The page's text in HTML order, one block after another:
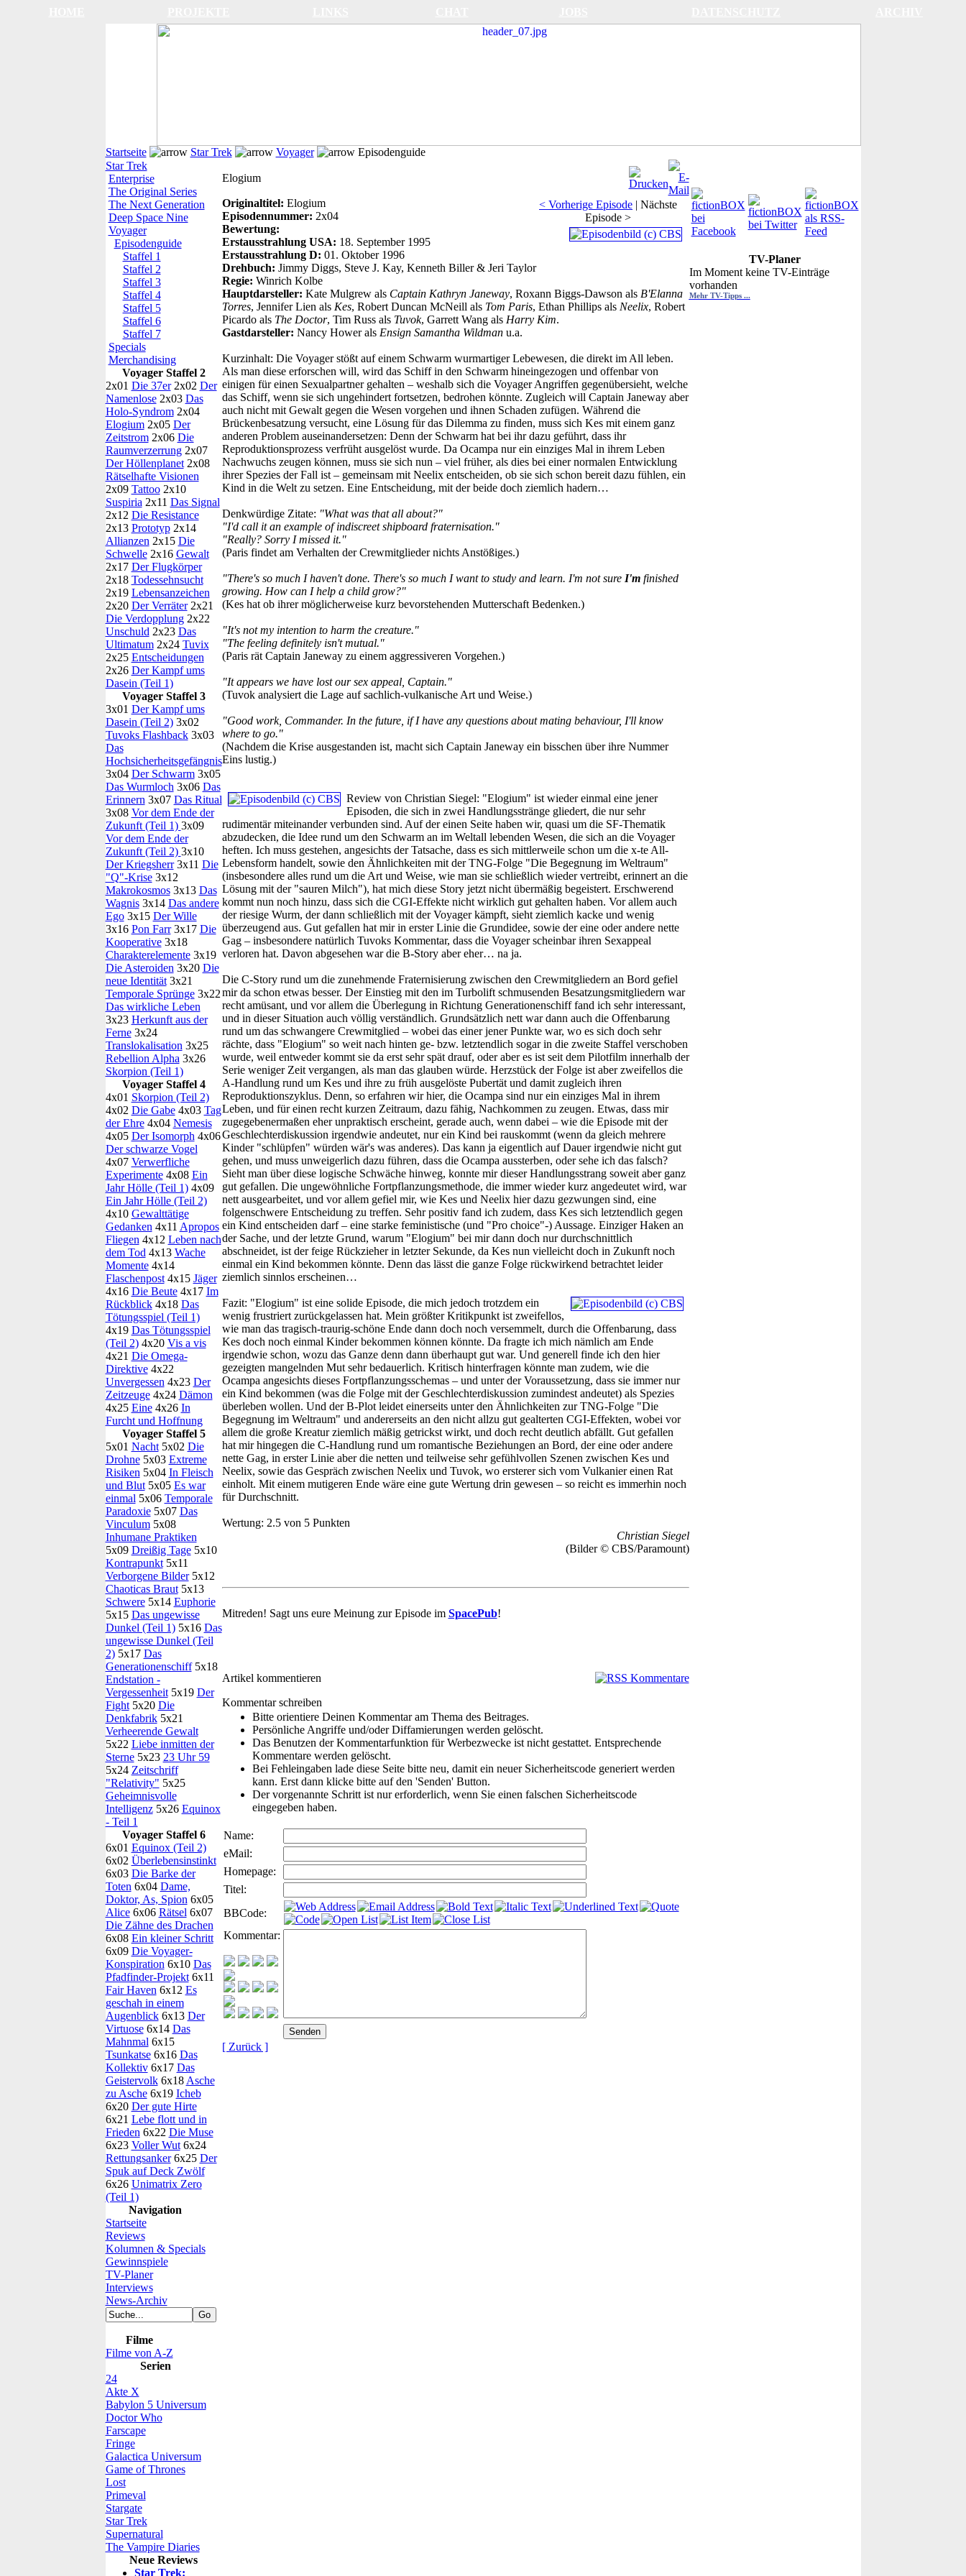
Startseite Star Trek Voyager
Episodenguide
Star Trek
Enterprise
The Original Series
The Next Generation
Deep Space Nine
Voyager
Episodenguide
Staffel 1
Staffel 2
Staffel 3
Staffel 4
Staffel 5
Staffel 6
Staffel 7
Specials
Merchandising
Voyager Staffel 2
2x01 Die 37er2x02 Der
Namenlose2x03 Das
Holo-Syndrom2x04
Elogium2x05 Der
Zeitstrom2x06 Die
Raumverzerrung2x07
Der Höllenplanet2x08
Rätselhafte Visionen
2x09 Tattoo2x10
Suspiria 2x11 Das Signal
2x12 Die Resistance
2x13 Prototyp2x14
Allianzen 2x15 Die
Schwelle2x16 Gewalt
2x17 Der Flugkörper
2x18 Todessehnsucht
2x19 Lebensanzeichen
2x20 Der Verräter2x21
Die Verdopplung2x22
Unschuld 2x23 Das
Ultimatum2x24 Tuvix
2x25 Entscheidungen
2x26 Der Kampf ums
Dasein (Teil 1)
Voyager Staffel 3
3x01 Der Kampf ums
Dasein (Teil 2)3x02
Tuvoks Flashback3x03
Das
Hochsicherheitsgefängnis
3x04 Der Schwarm3x05
Das Wurmloch 3x06 Das
Erinnern 3x07 Das Ritual
3x08 Vor dem Ende der
Zukunft (Teil 1) 3x09
Vor dem Ende der
Zukunft (Teil 2) 3x10
Der Kriegsherr3x11 Die
"Q"-Krise3x12
Makrokosmos3x13 Das
Wagnis3x14 Das andere
Ego3x15 Der Wille
3x16 Pon Farr3x17 Die
Kooperative3x18
Charakterelemente3x19
Die Asteroiden 3x20 Die
neue Identität3x21
Temporale Sprünge3x22
Das wirkliche Leben
3x23 Herkunft aus der
Ferne3x24
Translokalisation 3x25
Rebellion Alpha 3x26
Skorpion (Teil 1)
Voyager Staffel 4
4x01 Skorpion (Teil 2)
4x02 Die Gabe4x03 Tag
der Ehre4x04 Nemesis
4x05 Der Isomorph 4x06
Der schwarze Vogel
4x07 Verwerfliche
Experimente4x08 Ein
Jahr Hölle (Teil 1)4x09
Ein Jahr Hölle (Teil 2)
4x10 Gewalttätige
Gedanken 4x11 Apropos
Fliegen 4x12 Leben nach
dem Tod 4x13 Wache
Momente4x14
Flaschenpost4x15 Jäger
4x16 Die Beute4x17 Im
Rückblick4x18 Das
Tötungsspiel (Teil 1)
4x19 Das Tötungsspiel
(Teil 2)4x20 Vis a vis
4x21 Die Omega-
Direktive4x22
Unvergessen 4x23 Der
Zeitzeuge4x24 Dämon
4x25 Eine4x26 In
Furcht und Hoffnung
Voyager Staffel 5
5x01 Nacht5x02 Die
Drohne5x03 Extreme
Risiken 5x04 In Fleisch
und Blut5x05 Es war
einmal 5x06 Temporale
Paradoxie5x07 Das
Vinculum5x08
Inhumane Praktiken
5x09 Dreißig Tage5x10
Kontrapunkt5x11
Verborgene Bilder5x12
Chaoticas Braut5x13
Schwere5x14 Euphorie
5x15 Das ungewisse
Dunkel (Teil 1)5x16 Das
ungewisse Dunkel (Teil
2)5x17 Das
Generationenschiff5x18
Endstation -
Vergessenheit5x19 Der
Fight5x20 Die
Denkfabrik5x21
Verheerende Gewalt
5x22 Liebe inmitten der
Sterne5x23 23 Uhr 59
5x24 Zeitschriff
"Relativity" 5x25
Geheimnisvolle
Intelligenz5x26 Equinox
- Teil 1
Voyager Staffel 6
6x01 Equinox (Teil 2)
6x02 Überlebensinstinkt
6x03 Die Barke der
Toten 6x04 Dame,
Doktor, As, Spion 6x05
Alice6x06 Rätsel 6x07
Die Zähne des Drachen
6x08 Ein kleiner Schritt
6x09 Die Voyager-
Konspiration 6x10 Das
Pfadfinder-Projekt6x11
Fair Haven 6x12 Es
geschah in einem
Augenblick6x13 Der
Virtuose6x14 Das
Mahnmal 6x15
Tsunkatse6x16 Das
Kollektiv6x17 Das
Geistervolk6x18 Asche
zu Asche6x19 Icheb
6x20 Der gute Hirte
6x21 Lebe flott und in
Frieden 6x22 Die Muse
6x23 Voller Wut6x24
Rettungsanker6x25 Der
Spuk auf Deck Zwölf
6x26 Unimatrix Zero
(Teil 1)
Navigation
Startseite
Reviews
Kolumnen & Specials
Gewinnspiele
TV-Planer
Interviews
News-Archiv
Filme
Filme von A-Z
Serien
24
Akte X
Babylon 5 Universum
Doctor Who
Farscape
Fringe
Galactica Universum
Game of Thrones
Lost
Primeval
Stargate
Star Trek
Supernatural
The Vampire Diaries
Neue Reviews
Star Trek:
Elogium
< Vorherige Episode | Nächste
Episode >
Originaltitel: Elogium
Episodennummer: 2x04
Bewertung:
Erstausstrahlung USA: 18. September 1995
Erstausstrahlung D: 01. Oktober 1996
Drehbuch: Jimmy Diggs, Steve J. Kay, Kenneth Biller & Jeri Taylor
Regie: Winrich Kolbe
Hauptdarsteller: Kate Mulgrew als Captain Kathryn Janeway, Roxann Biggs-Dawson als B'Elanna
Torres, Jennifer Lien als Kes, Robert Duncan McNeill als Tom Paris, Ethan Phillips als Neelix, Robert
Picardo als The Doctor, Tim Russ als Tuvok, Garrett Wang als Harry Kim.
Gastdarsteller: Nancy Hower als Ensign Samantha Wildmanu.a.
Kurzinhalt: Die Voyager stößt auf einem Schwarm wurmartiger Lebewesen, die direkt im All leben.
Als man diese erforschen will, wird das Schiff in den Schwarm hineingezogen und offenbar von
einigen für einen Sexualpartner gehalten – weshalb sich die Voyager Angriffen gegenübersieht, welche
das Schiff, wenn sie sich ungehindert fortsetzen, bedrohen könnte. Zugleich will Captain Janeway aber
auch nicht mit Gewalt gegen die Wesen vorgehen und ihnen Schaden zufügen. Während die
Brückenbesatzung versucht, eine Lösung für das Dilemma zu finden, muss sich Kes mit einem ganz
anderen Problem auseinandersetzen: Denn der Schwarm hat bei ihr dazu geführt, dass ihr
Reproduktionsprozess verfrüht ausgelöst wurde. Da Ocampa nur ein einziges Mal in ihrem Leben
Nachwuchs zeugen können, muss sie sich nun – viel früher, als dies bei einer normalen Entwicklung
ihrer Spezies der Fall ist – gemeinsam mit Neelix entscheiden, ob sie sich schon bereit dazu fühlen, ein
Kind in die Welt zu setzen. Eine Entscheidung, mit der beide doch ziemlich hadern…
Denkwürdige Zitate: "What was that all about?"
"I'd call it an example of indiscreet shipboard fraternisation."
"Really? Sorry I missed it."
(Paris findet am Verhalten der Crewmitglieder nichts Anstößiges.)
"There's so much I haven't done. There's so much I want to study and learn. I'm not sure I'mfinished
growing. How can I help a child grow?"
(Kes hat ob ihrer möglicherweise kurz bevorstehenden Mutterschaft Bedenken.)
"It's not my intention to harm the creature."
"The feeling definitely isn't mutual."
(Paris rät Captain Janeway zu einem aggressiveren Vorgehen.)
"It appears we have lost our sex appeal, Captain."
(Tuvok analysiert die Lage auf sachlich-vulkanische Art und Weise.)
"Good work, Commander. In the future, if I have any questions about mating behaviour, I'll know
where to go."
(Nachdem die Krise ausgestanden ist, macht sich Captain Janeway ein bisschen über ihre Nummer
Eins lustig.)
Review von Christian Siegel: "Elogium" ist wieder einmal eine jener
Episoden, die sich in zwei Handlungsstränge gliedert, die nur sehr
rudimentär miteinander verbunden sind. Auf der einen Seite haben wir, quasi um die SF-Thematik
abzudecken, die Idee rund um den Schwarm an im Weltall lebenden Wesen, die sich an die Voyager
heften. Ich muss gestehen, angesichts der Tatsache, dass es sich mittlerweile schon um die x-te All-
Lebensform handelt, sowie den Ähnlichkeiten mit der TNG-Folge "Die Begegnung im Weltraum"
(insbesondere alles rund um die Art und Weise, wie man sie schließlich wieder vertreibt, erinnert an die
Lösung mit der "sauren Milch"), hat mich diese Story jetzt nicht übermäßig begeistert. Erschwerend
kommt nun noch hinzu, dass sich die CGI-Effekte nicht wirklich gut gehalten haben. Vor allem auch
der riesige Wurm, der dann schließlich mit der Voyager kämpft, sieht ziemlich kacke und wenig
überzeugend aus. Gut gefallen hat mir in erster Linie die Grundidee, sowie der eine oder andere nette
Gag – insbesondere natürlich Tuvoks Kommentar, dass die Voyager scheinbar ihren Sexappeal
verloren hat. Davon abgesehen war die B-Story aber eher… na ja.
Die C-Story rund um die zunehmende Fraternisierung zwischen den Crewmitgliedern an Bord gefiel
mir da schon etwas besser. Der Einstieg mit den im Turbolift schmusenden Besatzungsmitgliedern war
recht amüsant, und vor allem die Überlegung in Richtung Generationenschiff fand ich sehr interessant,
und in dieser Situation auch völlig verständlich. Grundsätzlich nett war dann auch die Offenbarung
rund um das schwangere Crewmitglied – wobei das einer jener Punkte war, wo es sich doch sehr
rächte, dass "Elogium" so weit nach hinten ge- bzw. letztendlich sogar in die zweite Staffel verschoben
wurde, weil entweder kommt sie da erst sehr spät drauf, oder aber es ist seit dem Pilotfilm innerhalb der
Serie weniger Zeit vergangen, als man das glauben würde. Herzstück der Folge ist aber zweifellos die
A-Handlung rund um Kes und ihre zu früh ausgelöste Pubertät und damit zugleich ihren
Reproduktionszyklus. Denn, so erfahren wir hier, die Ocampa sind nur ein einziges Mal in ihrem
Leben, und für einen recht kurzen Zeitraum, dazu fähig, Nachkommen zu zeugen. Etwas, dass mir
zugegebenermaßen eher unpraktisch erscheint, gerade auch, wenn dabei – wie die Episode mit der
Geschlechterdiskussion irgendwie andeutet, nur ein Kind bei rauskommt (wenn da gleich mehrere
Kinder "schlüpfen" würden wär's was anderes). Das kann ja eigentlich auf Dauer irgendwie nicht gut
gehen, und muss unweigerlich dazu führen, dass die Ocampa aussterben, oder sehe ich das falsch?
Sieht man über diese logische Schwäche hinweg, konnte mir dieser Handlungsstrang soweit aber ganz
gut gefallen. Die ungewöhnliche Fortpflanzungsmethode, die immer wieder kurz angedeutet wird, war
nett ausgearbeitet, und vor allem gefiel mir, wie Kes und Neelix hier dazu gezwungen sind, eine
folgenschwere Entscheidung zu treffen. Sehr positiv fand ich zudem, dass Kes sich letztendlich gegen
ein Kind entscheiden darf – eine starke feministische (und "Pro choice"-) Aussage. Einziger Haken an
der Sache, und der letzte Grund, warum "Elogium" bei mir dann doch nur durchschnittlich
abschneidet, ist der feige Rückzieher in letzter Sekunde, da Kes nun vielleicht doch in Zukunft noch
einmal ein Kind bekommen könnte. Denn das lässt die ganze Folge rückwirkend betrachtet leider
ziemlich sinnlos erscheinen…
Fazit: "Elogium" ist eine solide Episode, die mich jedoch trotzdem ein
wenig frustriert zurückgelassen hat. Mein größter Kritikpunkt ist zweifellos,
wie man das tragisch-traurig-schöne Ende dann doch noch versemmelt, durch die Offenbarung, dass
Kes doch noch einmal Kinder bekommen können könnte. Da fragte ich mich nämlich am Ende
irgendwie schon, wozu das Ganze denn dann überhaupt gut war. Und generell finde ich den hier
gezeigten mangelnden Mut sehr bedauerlich. Kritisch hinterfragen könnte man zudem, wie die
Ocampa angesichts dieses Fortpflanzungsschemas – und unter der Voraussetzung, dass sie immer nur
ein Kind bekommen (was die Folge mit der Geschlechterdiskussion zumindest andeutet) als Spezies
überleben wollen. Und der B-Plot leidet einerseits unter den Ähnlichkeiten zur TNG-Folge "Die
Begegnung im Weltraum" und andererseits an den nicht allzu gut gealterten CGI-Effekten, wobei vor
allem die große Kreatur ziemlich mäßig getrickst wirkt, und doch recht deutlich abfällt. Gut gefallen
hat mir hingegen die C-Handlung rund um romantische Beziehungen an Bord, der eine oder andere
nette Gag, in erster Linie aber die netten und teilweise sehr gefühlvollen Szenen zwischen Kes und
Neelix, sowie das Gespräch zwischen Neelix und Tuvok, wo ersterer sich vom Vulkanier einen Rat
einholt. Mit einem mutigeren Ende wäre eine gute Wertung drin gewesen – so reicht es immerhin noch
für Durchschnitt.
Wertung: 2.5 von 5 Punkten
Christian Siegel
(Bilder © CBS/Paramount)
Mitreden! Sagt uns eure Meinung zur Episode im SpacePub!
Artikel kommentieren
Kommentar schreiben
Bitte orientiere Deinen Kommentar am Thema des Beitrages.
Persönliche Angriffe und/oder Diffamierungen werden gelöscht.
Das Benutzen der Kommentarfunktion für Werbezwecke ist nicht gestattet. Entsprechende
Kommentare werden gelöscht.
Bei Fehleingaben lade diese Seite bitte neu, damit ein neuer Sicherheitscode generiert werden
kann. Erst dann klicke bitte auf den 'Senden' Button.
Der vorgenannte Schritt ist nur erforderlich, wenn Sie einen falschen Sicherheitscode
eingegeben haben.
Name:
eMail:
Homepage:
Titel:
BBCode:
Kommentar:
[ Zurück ]
TV-Planer
Im Moment keine TV-Einträge
vorhanden
Mehr TV-Tipps ...